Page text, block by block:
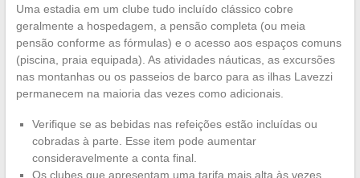
Uma estadia em um clube tudo incluído clássico cobre
geralmente a hospedagem, a pensão completa (ou meia
pensão conforme as fórmulas) e o acesso aos espaços comuns
(piscina, praia equipada). As atividades náuticas, as excursões
nas montanhas ou os passeios de barco para as ilhas Lavezzi
permanecem na maioria das vezes como adicionais.
Verifique se as bebidas nas refeições estão incluídas ou
cobradas à parte. Esse item pode aumentar
consideravelmente a conta final.
Os clubes que apresentam uma tarifa mais alta às vezes